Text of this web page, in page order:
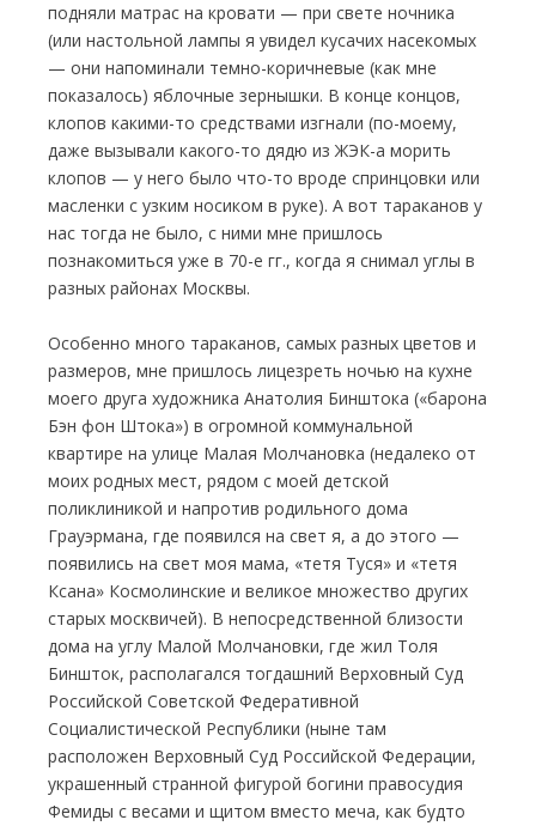
подняли матрас на кровати — при свете ночника
(или настольной лампы я увидел кусачих насекомых
— они напоминали темно-коричневые (как мне
показалось) яблочные зернышки. В конце концов,
клопов какими-то средствами изгнали (по-моему,
даже вызывали какого-то дядю из ЖЭК-а морить
клопов — у него было что-то вроде спринцовки или
масленки с узким носиком в руке). А вот тараканов у
нас тогда не было, с ними мне пришлось
познакомиться уже в 70-е гг., когда я снимал углы в
разных районах Москвы.
Особенно много тараканов, самых разных цветов и
размеров, мне пришлось лицезреть ночью на кухне
моего друга художника Анатолия Бинштока («барона
Бэн фон Штока») в огромной коммунальной
квартире на улице Малая Молчановка (недалеко от
моих родных мест, рядом с моей детской
поликлиникой и напротив родильного дома
Грауэрмана, где появился на свет я, а до этого —
появились на свет моя мама, «тетя Туся» и «тетя
Ксана» Космолинские и великое множество других
старых москвичей). В непосредственной близости
дома на углу Малой Молчановки, где жил Толя
Биншток, располагался тогдашний Верховный Суд
Российской Советской Федеративной
Социалистической Республики (ныне там
расположен Верховный Суд Российской Федерации,
украшенный странной фигурой богини правосудия
Фемиды с весами и щитом вместо меча, как будто